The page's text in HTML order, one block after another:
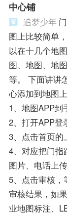
中心铺
追梦少年
图上比较简单
以在十几个地
图、地图、地
等。 下面讲讲
心添加到地图
1、地图APP到
2、打开APP登
3、点击首页的
4、对应把门指
图片、电话上传
5、点击审核，
审核结果，如
业地图标注、